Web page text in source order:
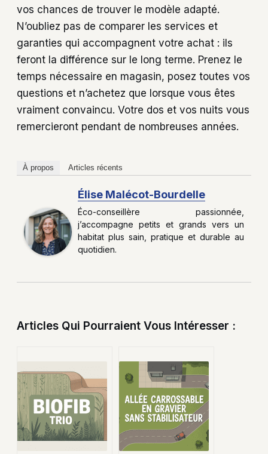
vos chances de trouver le modèle adapté.
N’oubliez pas de comparer les services et
garanties qui accompagnent votre achat : ils
feront la différence sur le long terme. Prenez le
temps nécessaire en magasin, posez toutes vos
questions et n’achetez que lorsque vous êtes
vraiment convaincu. Votre dos et vos nuits vous
remercieront pendant de nombreuses années.
À propos Articles récents
Élise Malécot-Bourdelle
Éco-conseillère passionnée,
j’accompagne petits et grands vers un
habitat plus sain, pratique et durable au
quotidien.
Articles Qui Pourraient Vous Intéresser :